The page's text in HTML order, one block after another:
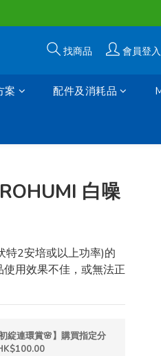
找商品 會員登入
案 配件及消耗品
白噪
特2安培或以上功率)的
用效果不佳，或無法正
綻連環賞🌸】購買指定分